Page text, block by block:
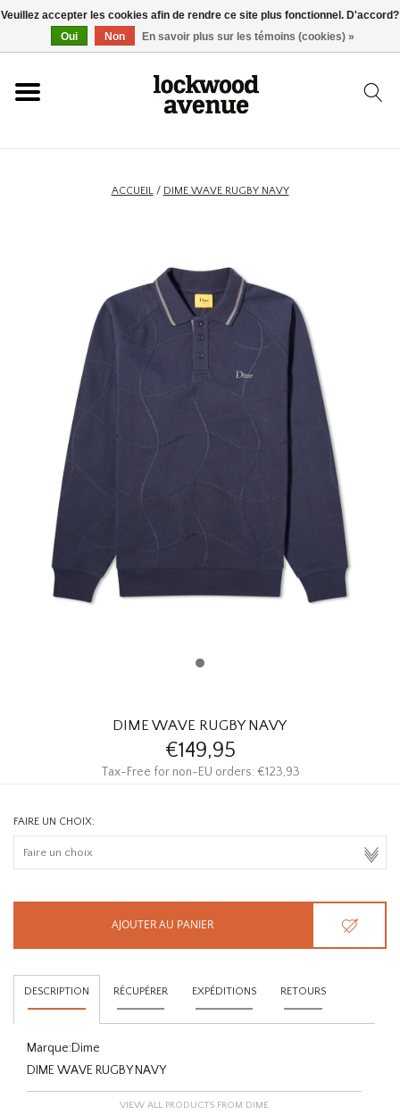
ACCUEIL
SKATEBOARD
HOMEWARE
MARQUES
THE EDIT
ACCUEIL/ DIME WAVE RUGBY NAVY
DIME WAVE RUGBY NAVY
€149,95
Tax-Free for non-EU orders: €123,93
FAIRE UN CHOIX:
AJOUTER AU PANIER
DESCRIPTION RÉCUPÉRER EXPÉDITIONS RETOURS
Marque:Dime
DIME WAVE RUGBY NAVY
VIEW ALL PRODUCTS FROM DIME
Veuillez accepter les cookies afin de rendre ce site plus fonctionnel. D'accord?
Oui
Non En savoir plus sur les témoins (cookies) »